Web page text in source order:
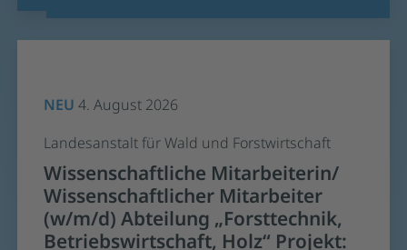
NEU 4. August 2026
Landesanstalt für Wald und Forstwirtschaft
Wissenschaftliche Mitarbeiterin/
Wissenschaftlicher Mitarbeiter
(w/m/d) Abteilung „Forsttechnik,
Betriebswirtschaft, Holz“ Projekt: